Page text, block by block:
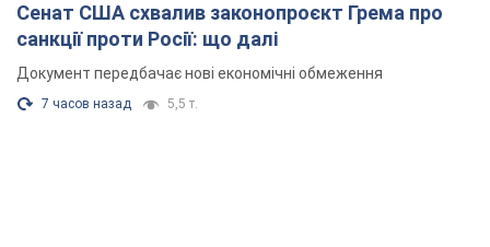
Сенат США схвалив законопроєкт Грема про
санкції проти Росії: що далі
Документ передбачає нові економічні обмеження
7 часов назад 5,5 т.